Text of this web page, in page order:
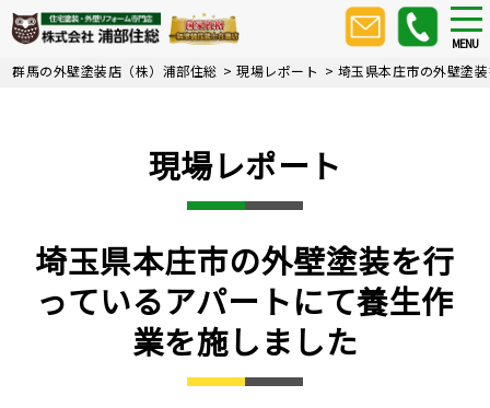
Skip
to
content
MENU
群馬の外壁塗装店（株）浦部住総 >現場レポート > 埼玉県本庄市の外壁塗
現場レポート
埼玉県本庄市の外壁塗装を行
っているアパートにて養生作
業を施しました